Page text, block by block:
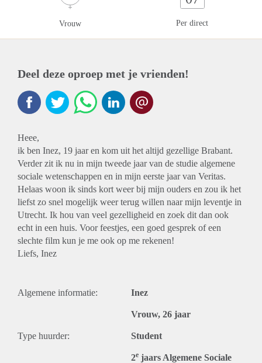
Vrouw Per direct
Deel deze oproep met je vrienden!
Heee,
ik ben Inez, 19 jaar en kom uit het altijd gezellige Brabant.
Verder zit ik nu in mijn tweede jaar van de studie algemene
sociale wetenschappen en in mijn eerste jaar van Veritas.
Helaas woon ik sinds kort weer bij mijn ouders en zou ik het
liefst zo snel mogelijk weer terug willen naar mijn leventje in
Utrecht. Ik hou van veel gezelligheid en zoek dit dan ook
echt in een huis. Voor feestjes, een goed gesprek of een
slechte film kun je me ook op me rekenen!
Liefs, Inez
Algemene informatie: Inez
Vrouw, 26 jaar
Type huurder: Student
2e jaars Algemene Sociale